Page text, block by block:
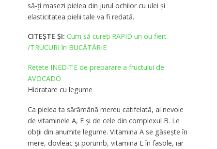
să-ţi masezi pielea din jurul ochilor cu ulei şi
elasticitatea pielii tale va fi redată.
CITEȘTE ȘI: Cum să cureți RAPID un ou fiert
/TRUCURI în BUCĂTĂRIE
Rețete INEDITE de preparare a fructului de
AVOCADO
Hidratare cu legume
Ca pielea ta sărămână mereu catifelată, ai nevoie
de vitaminele A, E şi de cele din complexul B. Le
obţii din anumite legume. Vitamina A se găseşte în
mere, dovleac şi porumb, vitamina E în fasole, iar